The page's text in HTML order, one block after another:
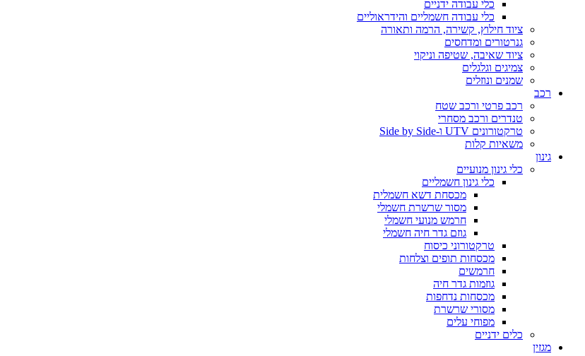
כלי עבודה ידניים
כלי עבודה חשמליים והידראוליים
ציוד חילוץ, קשירה, הרמה ותאורה
גנרטורים ומדחסים
ציוד שאיבה, שטיפה וניקוי
צמיגים וגלגלים
שמנים ונוזלים
רכב
רכב פרטי ורכב שטח
טנדרים ורכב מסחרי
טרקטורונים UTV ו-Side by Side
משאיות קלות
גינון
כלי גינון מנועיים
כלי גינון חשמליים
מכסחת דשא חשמלית
מסור שרשרת חשמלי
חרמש מנועי חשמלי
גוזם גדר חיה חשמלי
טרקטורוני כיסוח
מכסחות תופים וצלחות
חרמשים
גוזמות גדר חיה
מכסחות נדחפות
מסורי שרשרת
מפוחי עלים
כלים ידניים
מגזין